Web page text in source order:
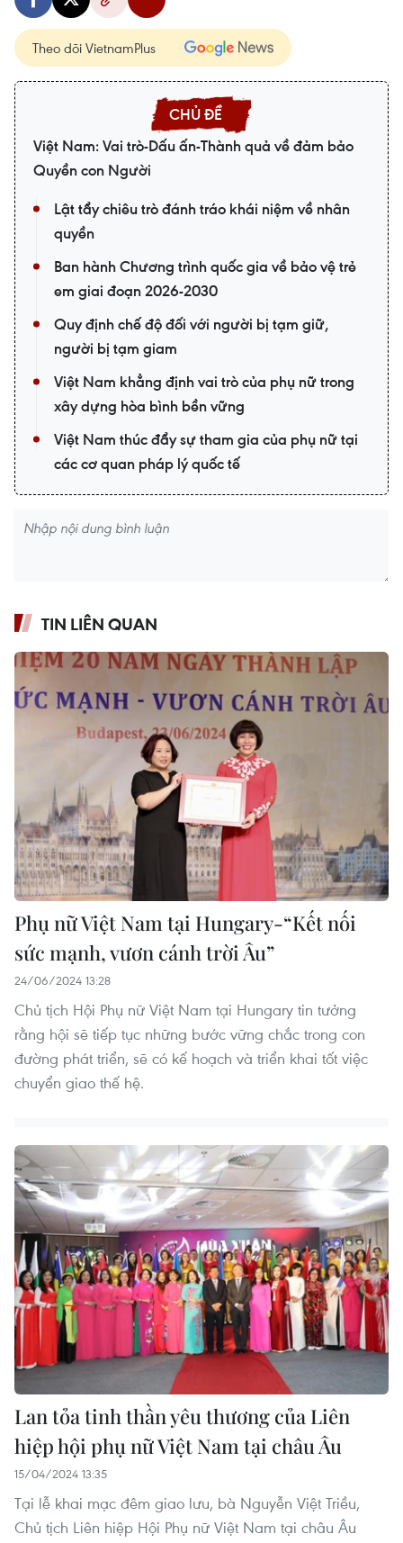
Theo dõi VietnamPlus
Việt Nam: Vai trò-Dấu ấn-Thành quả về đảm bảo
Quyền con Người
Lật tẩy chiêu trò đánh tráo khái niệm về nhân
quyền
Ban hành Chương trình quốc gia về bảo vệ trẻ
em giai đoạn 2026-2030
Quy định chế độ đối với người bị tạm giữ,
người bị tạm giam
Việt Nam khẳng định vai trò của phụ nữ trong
xây dựng hòa bình bền vững
Việt Nam thúc đẩy sự tham gia của phụ nữ tại
các cơ quan pháp lý quốc tế
TIN LIÊN QUAN
Phụ nữ Việt Nam tại Hungary-“Kết nối
sức mạnh, vươn cánh trời Âu”
24/06/2024 13:28
Chủ tịch Hội Phụ nữ Việt Nam tại Hungary tin tưởng
rằng hội sẽ tiếp tục những bước vững chắc trong con
đường phát triển, sẽ có kế hoạch và triển khai tốt việc
chuyển giao thế hệ.
Lan tỏa tinh thần yêu thương của Liên
hiệp hội phụ nữ Việt Nam tại châu Âu
15/04/2024 13:35
Tại lễ khai mạc đêm giao lưu, bà Nguyễn Việt Triều,
Chủ tịch Liên hiệp Hội Phụ nữ Việt Nam tại châu Âu